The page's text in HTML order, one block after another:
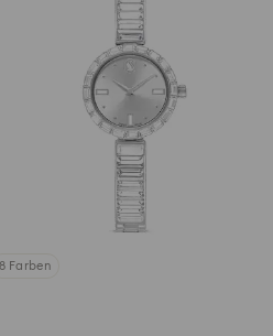
8 Farben